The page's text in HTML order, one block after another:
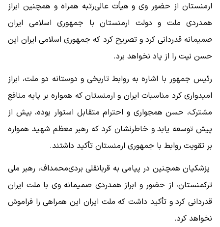
ارمنستان از حضور وی و هیأت عالی‌رتبه همراه و همچنین ابراز
همدردی ملت و دولت ارمنستان با جمهوری اسلامی ایران
صمیمانه قدردانی کرد و تصریح کرد که جمهوری اسلامی ایران این
حسن نیت را از یاد نخواهد برد.
رئیس جمهور با اشاره به روابط تاریخی و دوستانه دو ملت، ابراز
امیدواری کرد مناسبات ایران و ارمنستان که همواره بر پایه منافع
مشترک، حسن همجواری و احترام متقابل استوار بوده، بیش از
پیش توسعه یابد و خاطرنشان کرد که رهبر معظم شهید همواره
بر تقویت روابط با جمهوری ارمنستان تأکید داشتند.
پزشکیان همچنین در پیامی به قربانقلی بردی‌محمداف، رهبر ملی
ترکمنستان، از حضور و ابراز همدردی صمیمانه وی با ملت ایران
قدردانی کرد و تأکید داشت که ملت ایران این همراهی را فراموش
نخواهد کرد.